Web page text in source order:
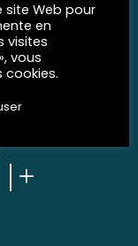
site Web pour
en
visites
vous
cookies.